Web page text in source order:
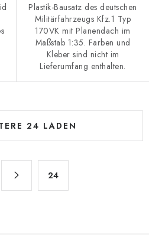
Plastik-Bausatz des deutschen
Militärfahrzeugs Kfz.1 Typ
170VK mit Planendach im
Maßstab 1:35. Farben und
Kleber sind nicht im
Lieferumfang enthalten.
24 LADEN
24